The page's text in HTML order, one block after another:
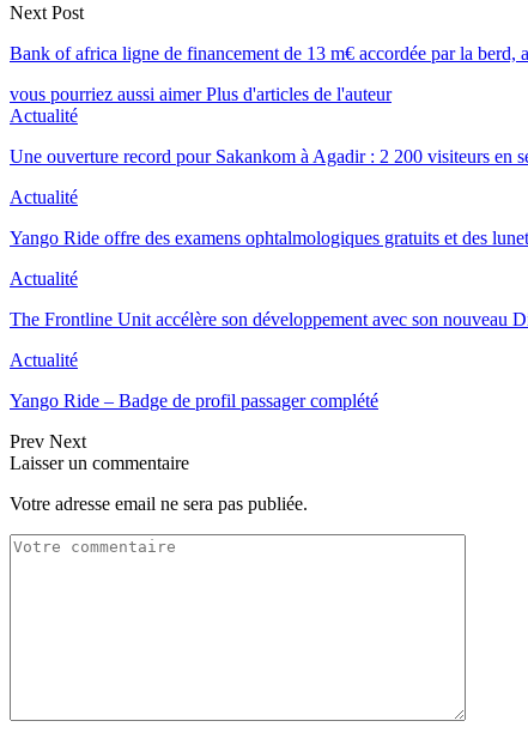
Next Post
Bank of africa ligne de financement de 13 m€ accordée par la berd,
vous pourriez aussi aimer Plus d'articles de l'auteur
Actualité
Une ouverture record pour Sakankom à Agadir : 2 200 visiteurs en
Actualité
Yango Ride offre des examens ophtalmologiques gratuits et des
Actualité
The Frontline Unit accélère son développement avec son nouveau
Actualité
Yango Ride – Badge de profil passager complété
Prev Next
Laisser un commentaire
Votre adresse email ne sera pas publiée.